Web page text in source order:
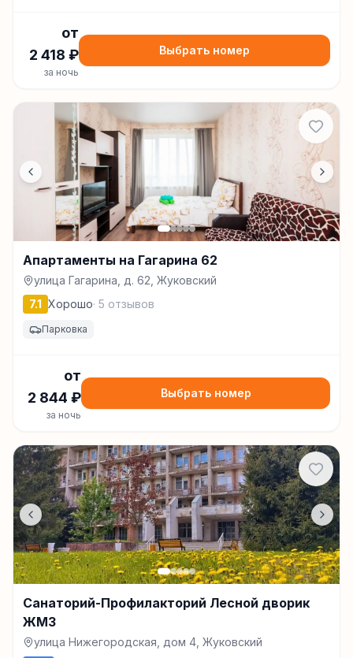
от
2 418 ₽
за ночь
Выбрать номер
Апартаменты на Гагарина 62
улица Гагарина, д. 62, Жуковский
7.1 Хорошо· 5 отзывов
Парковка
от
2 844 ₽
за ночь
Выбрать номер
Санаторий-Профилакторий Лесной дворик
ЖМЗ
улица Нижегородская, дом 4, Жуковский